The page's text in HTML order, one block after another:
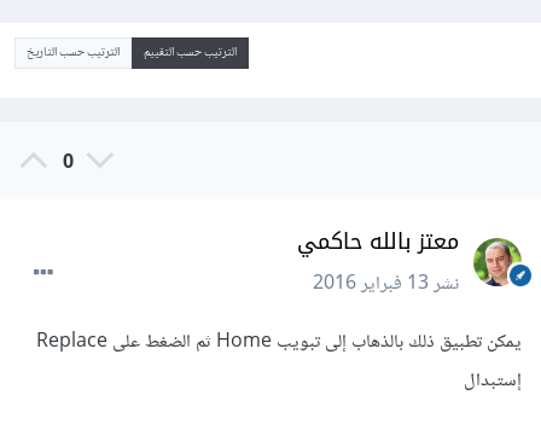
الترتيب حسب التقييم الترتيب حسب التاريخ
0
معتز بالله حاكمي
نشر13 فبراير 2016
يمكن تطبيق ذلك بالذهاب إلى تبويب Home ثم الضغط على Replace
إستبدال